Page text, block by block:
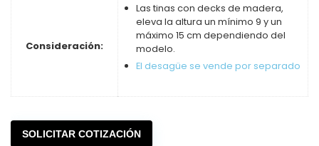
Consideración:
Las tinas con decks de madera,
eleva la altura un mínimo 9 y un
máximo 15 cm dependiendo del
modelo.
El desagüe se vende por separado
SOLICITAR COTIZACIÓN